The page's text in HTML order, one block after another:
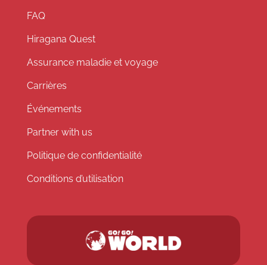
FAQ
Hiragana Quest
Assurance maladie et voyage
Carrières
Événements
Partner with us
Politique de confidentialité
Conditions d’utilisation